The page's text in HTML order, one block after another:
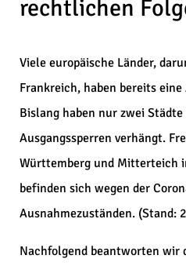
rechtlichen
Viele europäische Länder,
Frankreich, haben bereits
Bislang haben nur zwei
Ausgangssperren verhängt.
Württemberg und Mitterteich
befinden sich wegen der
Ausnahmezuständen. (Stand:
Nachfolgend beantworten